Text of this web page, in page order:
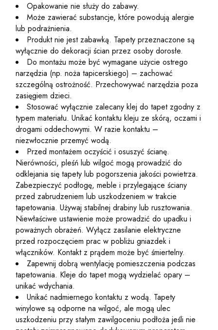
Opakowanie nie służy do zabawy.
Może zawierać substancje, które powodują alergie
lub podrażnienia.
Produkt nie jest zabawką. Tapety przeznaczone są
wyłącznie do dekoracji ścian przez osoby dorosłe.
Do montażu może być wymagane użycie ostrego
narzędzia (np. noża tapicerskiego) – zachować
szczególną ostrożność. Przechowywać narzędzia poza
zasięgiem dzieci.
Stosować wyłącznie zalecany klej do tapet zgodny z
typem materiału. Unikać kontaktu kleju ze skórą, oczami i
drogami oddechowymi. W razie kontaktu –
niezwłocznie przemyć wodą.
Przed montażem oczyścić i osuszyć ścianę.
Nierówności, pleśń lub wilgoć mogą prowadzić do
odklejania się tapety lub pogorszenia jakości powietrza.
Zabezpieczyć podłogę, meble i przylegające ściany
przed zabrudzeniem lub uszkodzeniem w trakcie
tapetowania. Używaj stabilnej drabiny lub rusztowania.
Niewłaściwe ustawienie może prowadzić do upadku i
poważnych obrażeń. Wyłącz zasilanie elektryczne
przed rozpoczęciem prac w pobliżu gniazdek i
włączników. Kontakt z prądem może być śmiertelny.
Zapewnij dobrą wentylację pomieszczenia podczas
tapetowania. Kleje do tapet mogą wydzielać opary –
unikać wdychania.
Unikać nadmiernego kontaktu z wodą. Tapety
winylowe są odporne na wilgoć, ale mogą ulec
uszkodzeniu przy stałym zawilgoceniu podłoża jeśli nie